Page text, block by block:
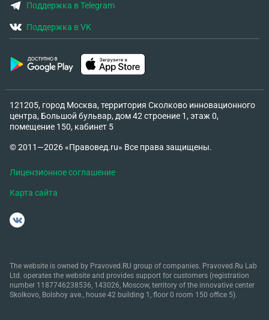
Поддержка в Telegram
Поддержка в VK
121205, город Москва, территория Сколково инновационного
центра, Большой бульвар, дом 42 строение 1, этаж 0,
помещение 150, кабинет 5
© 2011—2026 «Правовед.ru» Все права защищены.
Лицензионное соглашение
Карта сайта
The website is owned by Pravoved.RU group of companies. Pravoved.Ru Lab
Ltd. operates the website and provides support for customers (registration
number 1187746238536, 143026, Moscow, territory of the innovative center
Skolkovo, Bolshoy ave., house 42 building 1, floor 0 room 150 office 5).